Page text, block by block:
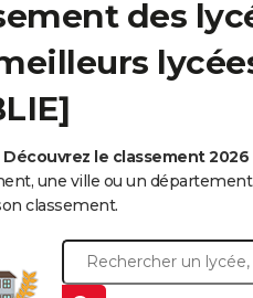
des
Découvrez le classement
une ville ou un
classement.